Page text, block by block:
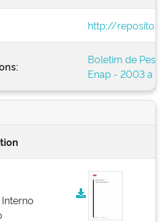
http://
Boletim de
Enap - 2003 a